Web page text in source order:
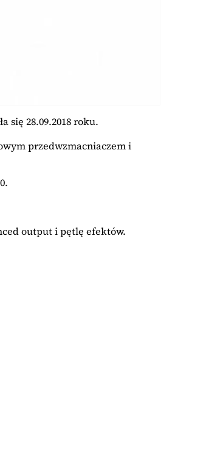
się 28.09.2018 roku.
przedwzmacniaczem i
output i pętlę efektów.